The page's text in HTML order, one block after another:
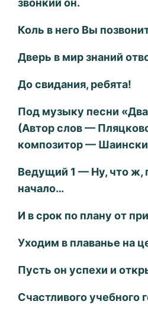
звонкий он.
Коль в него Вы
Дверь в мир знаний
До свидания, ребята!
Под музыку песни
(Автор слов —
композитор —
Ведущий 1 — Ну, что ж,
начало…
И в срок по плану от
Уходим в плаванье на
Пусть он успехи и
Счастливого учебного